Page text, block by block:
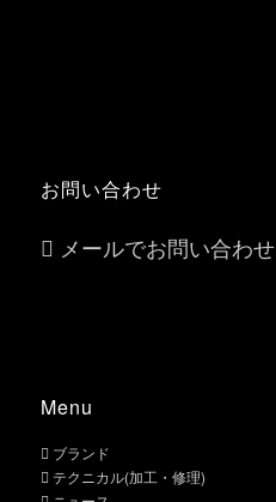
お問い合わせ
メールでお問い合わせ
Menu
ブランド
テクニカル(加工・修理)